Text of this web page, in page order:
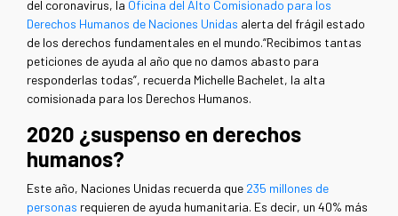
del coronavirus, la Oficina del Alto Comisionado para los
Derechos Humanos de Naciones Unidas alerta del frágil estado
de los derechos fundamentales en el mundo.“Recibimos tantas
peticiones de ayuda al año que no damos abasto para
responderlas todas”, recuerda Michelle Bachelet, la alta
comisionada para los Derechos Humanos.
2020 ¿suspenso en derechos
humanos?
Este año, Naciones Unidas recuerda que 235 millones de
personas requieren de ayuda humanitaria. Es decir, un 40% más